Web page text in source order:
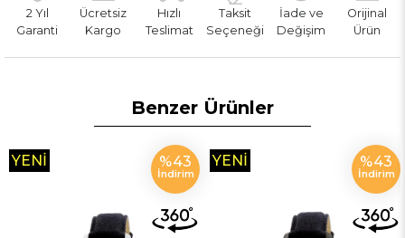
2 Yıl
Garanti
Ücretsiz
Kargo
Hızlı
Teslimat
Taksit
Seçeneği
İade ve
Değişim
Orijinal
Ürün
Benzer Ürünler
%43
İndirim
YENI
%43
İndirim
YENI